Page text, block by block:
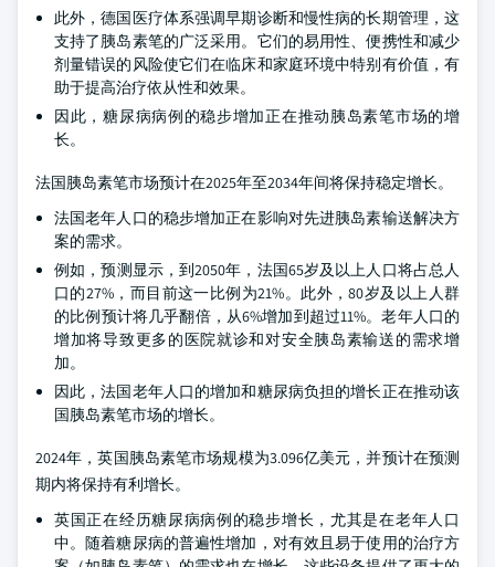
此外，德国医疗体系强调早期诊断和慢性病的长期管理，这
支持了胰岛素笔的广泛采用。它们的易用性、便携性和减少
剂量错误的风险使它们在临床和家庭环境中特别有价值，有
助于提高治疗依从性和效果。
因此，糖尿病病例的稳步增加正在推动胰岛素笔市场的增
长。
法国胰岛素笔市场预计在2025年至2034年间将保持稳定增长。
法国老年人口的稳步增加正在影响对先进胰岛素输送解决方
案的需求。
例如，预测显示，到2050年，法国65岁及以上人口将占总人
口的27%，而目前这一比例为21%。此外，80岁及以上人群
的比例预计将几乎翻倍，从6%增加到超过11%。老年人口的
增加将导致更多的医院就诊和对安全胰岛素输送的需求增
加。
因此，法国老年人口的增加和糖尿病负担的增长正在推动该
国胰岛素笔市场的增长。
2024年，英国胰岛素笔市场规模为3.096亿美元，并预计在预测
期内将保持有利增长。
英国正在经历糖尿病病例的稳步增长，尤其是在老年人口
中。随着糖尿病的普遍性增加，对有效且易于使用的治疗方